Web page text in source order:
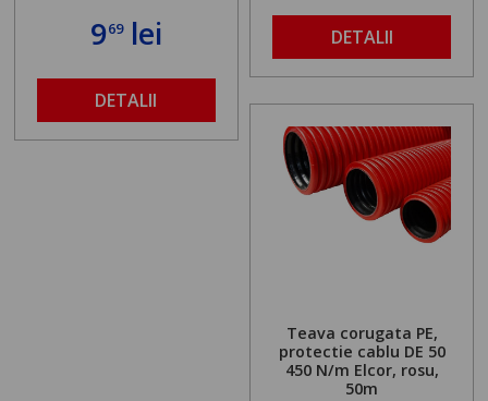
969lei
DETALII
DETALII
Teava corugata PE,
protectie cablu DE 50
450 N/m Elcor, rosu,
50m